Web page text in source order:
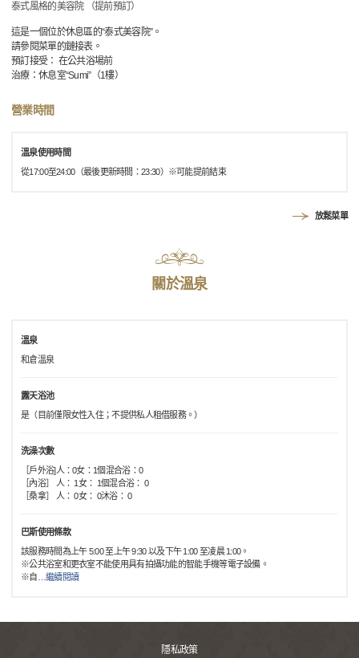
泰式風格的美容院 （提前預訂）
這是一個位於休息區的“泰式美容院”。
請參閱菜單的鏈接表。
預訂接受： 在公共浴場前
治療：休息室“Sumi”（1樓）
營業時間
溫泉使用時間
從17:00至24:00（最後更新時間：23:30）※可能提前結束
放鬆菜單
關於溫泉
溫泉
和倉溫泉
露天浴池
是（目前僅限女性入住；不提供私人租借服務。）
洗澡次數
［戶外浴]人：0女：1個混合浴：0
［內浴］ 人： 1女： 1個混合浴： 0
［桑拿］ 人： 0女： 0沐浴： 0
巴斯使用條款
該服務時間為上午 5:00 至上午 9:30 以及下午 1:00 至凌晨 1:00。
※公共浴室和更衣室不能使用具有拍攝功能的智能手機等電子設備。
※自
繼續閱讀
隱私政策